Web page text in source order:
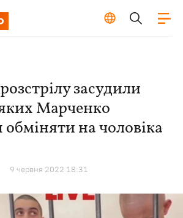
засудили
Марченко
обміняти на чоловіка
9 червня 2022 18:31